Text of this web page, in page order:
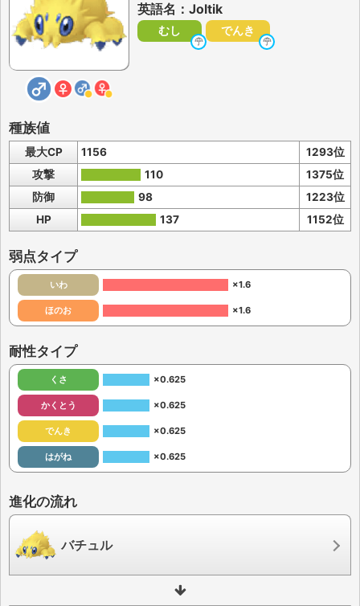
英語名：Joltik
むし でんき
種族値
最大CP 1156
1293位
攻撃
110
1375位
防御
98
1223位
HP
137 1152位
弱点タイプ
いわ ×1.6
ほのお ×1.6
耐性タイプ
くさ ×0.625
かくとう ×0.625
でんき ×0.625
はがね ×0.625
進化の流れ
バチュル